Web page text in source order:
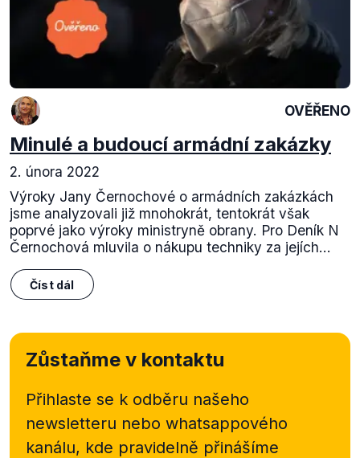
OVĚŘENO
Minulé a budoucí armádní zakázky
2. února 2022
Výroky Jany Černochové o armádních zakázkách
jsme analyzovali již mnohokrát, tentokrát však
poprvé jako výroky ministryně obrany. Pro Deník N
Černochová mluvila o nákupu techniky za jejích...
Číst dál
Zůstaňme v kontaktu
Přihlaste se k odběru našeho
newsletteru nebo whatsappového
kanálu, kde pravidelně přinášíme